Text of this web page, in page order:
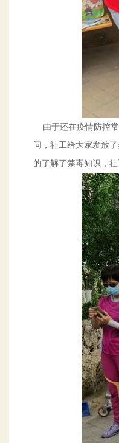
由于还在疫情防控常
问，社工给大家发放
的了解了禁毒知识，